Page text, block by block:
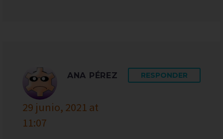
ANA PÉREZ
29 junio, 2021 at
11:07
RESPONDER